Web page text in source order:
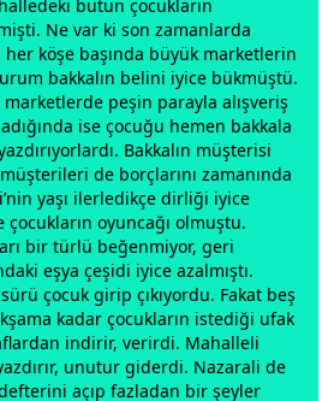
bütün çocukların
Ne var ki son zamanlarda
köşe başında büyük marketlerin
bakkalın belini iyice bükmüştü.
marketlerde peşin parayla alışveriş
ise çocuğu hemen bakkala
Bakkalın müşterisi
de borçlarını zamanında
yaşı ilerledikçe dirliği iyice
oyuncağı olmuştu.
bir türlü beğenmiyor, geri
eşya çeşidi iyice azalmıştı.
çocuk girip çıkıyordu. Fakat beş
kadar çocukların istediği ufak
indirir, verirdi. Mahalleli
unutur giderdi. Nazarali de
açıp fazladan bir şeyler